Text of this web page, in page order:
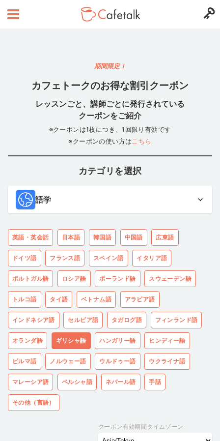
期間限定！
カフェトークのお得な割引クーポン
レッスンごと、講師ごとに発行されている
クーポンをご紹介
※クーポンは1枚につき、1回限り有効です
※クーポンの使い方は こちら
カテゴリを選択
語学
英語・英会話 日本語 韓国語 中国語 広東語
ドイツ語 フランス語 スペイン語 イタリア語
ポルトガル語 ロシア語 ポーランド語 スウェーデン語
トルコ語 タイ語 ベトナム語 アラビア語
インドネシア語 セルビア語 タガログ語 フィンランド語
オランダ語 ギリシャ語 ハンガリー語 ヒンディー語
ビルマ語 ノルウェー語 ウルドゥー語 ウクライナ語
マレーシア語 ペルシャ語 ネパール語 手話
その他（言語）
クーポン有効期間タイムゾーン